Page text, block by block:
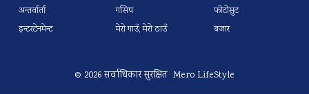
अन्तर्वार्ता
इन्टरटेनमेन्ट
गसिप
मेरो गाउँ, मेरो ठाउँ
फोटोसुट
बजार
© 2026 सर्वाधिकार सुरक्षित Mero LifeStyle